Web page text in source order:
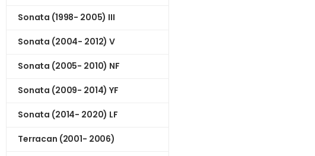
Sonata (1998- 2005) III
Sonata (2004- 2012) V
Sonata (2005- 2010) NF
Sonata (2009- 2014) YF
Sonata (2014- 2020) LF
Terracan (2001- 2006)